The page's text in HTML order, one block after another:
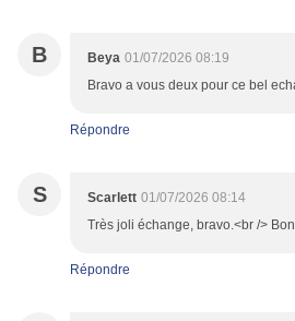
B Beya 01/07/2026 08:19
Bravo a vous deux pour ce bel
Répondre
S Scarlett 01/07/2026 08:14
Très joli échange, bravo.<br />
Répondre